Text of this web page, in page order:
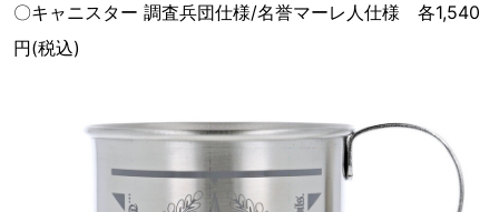
〇キャニスター 調査兵団仕様/名誉マーレ人仕様 各1,540
円(税込)